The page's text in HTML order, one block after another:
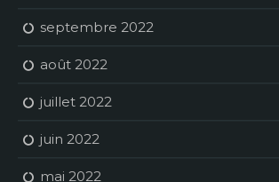
septembre 2022
août 2022
juillet 2022
juin 2022
mai 2022